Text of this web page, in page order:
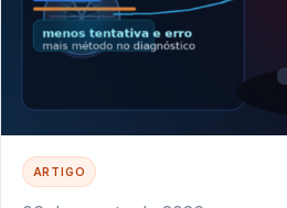
ARTIGO